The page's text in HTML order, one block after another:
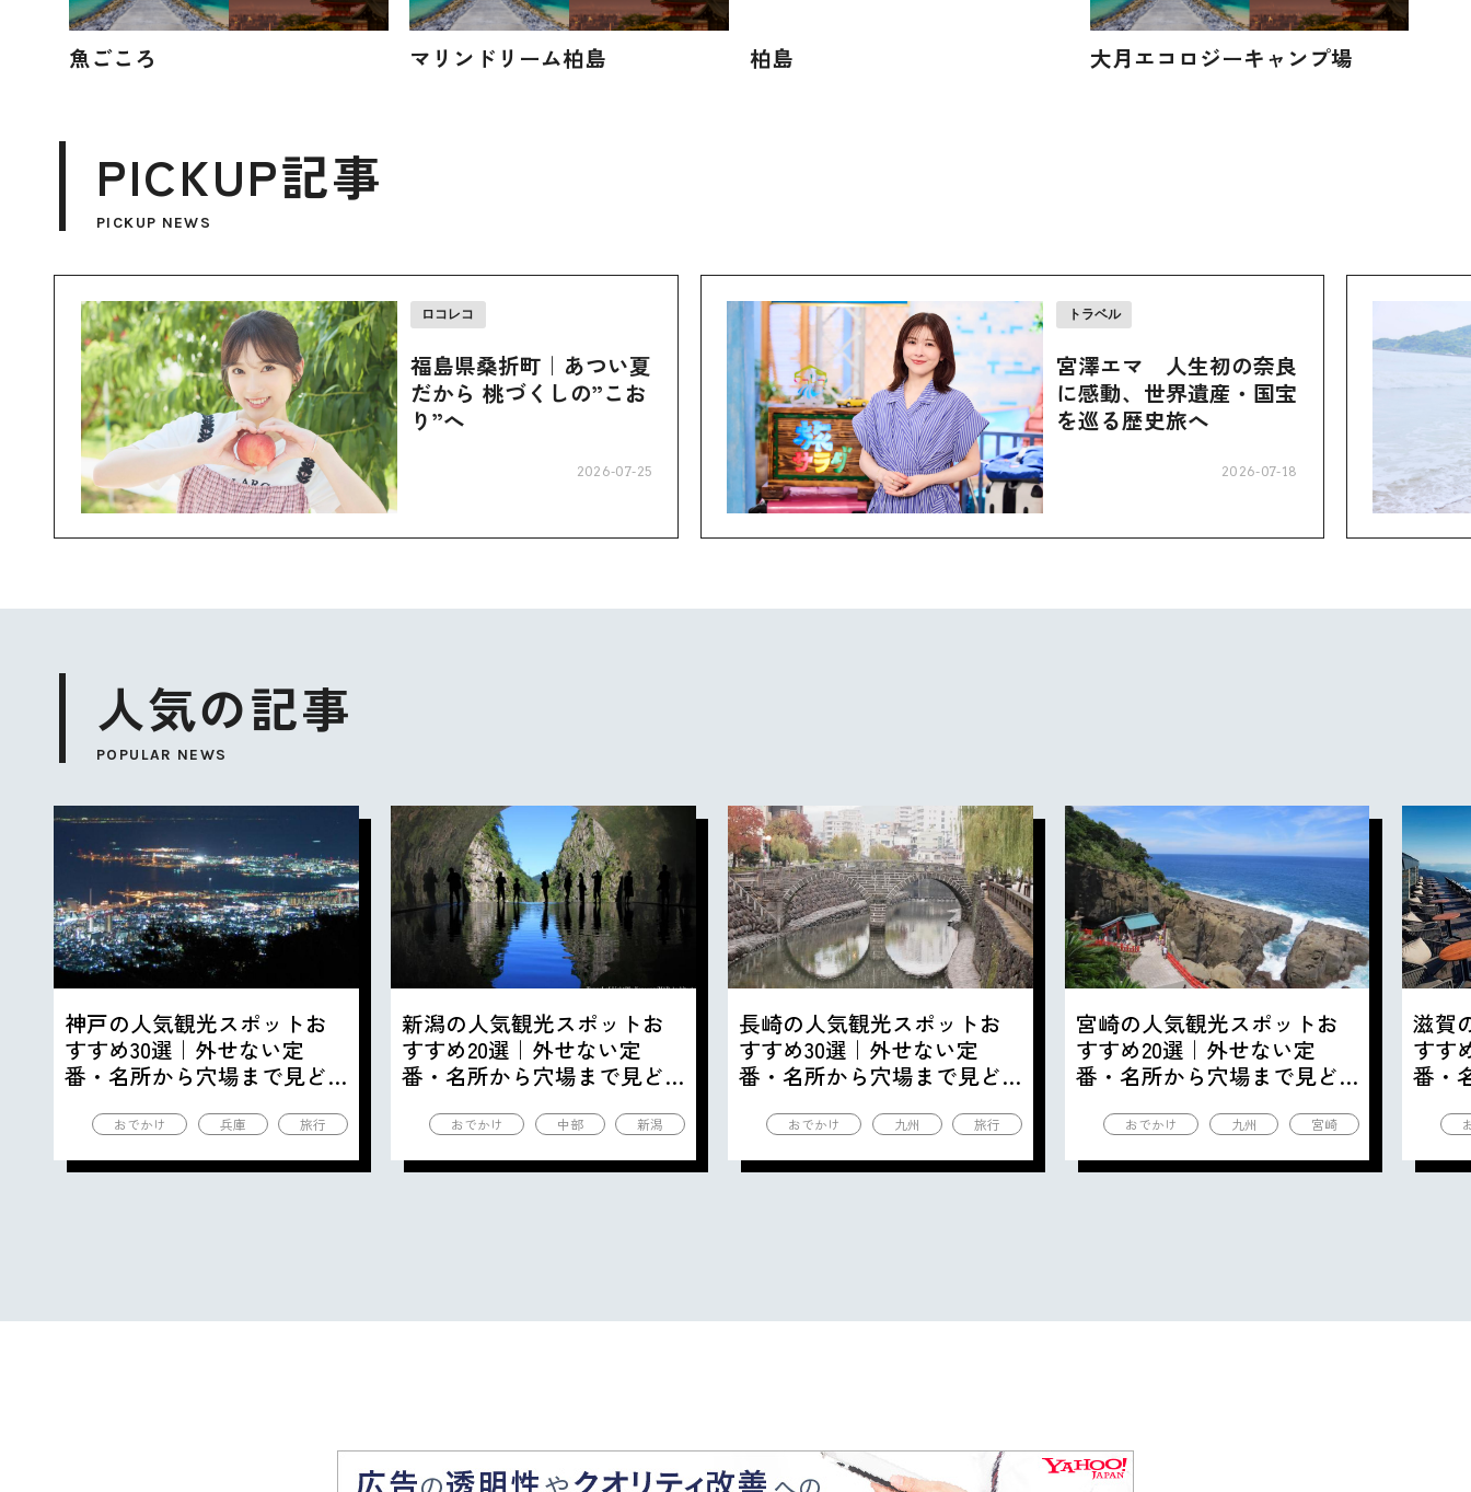
魚ごころ マリンドリーム柏島 柏島 大月エコロジーキャンプ場
PICKUP記事
PICKUP NEWS
ロコレコ
福島県桑折町｜あつい夏
だから 桃づくしの”こお
り”へ
2026-07-25
トラベル
宮澤エマ 人生初の奈良
に感動、世界遺産・国宝
を巡る歴史旅へ
2026-07-18
人気の記事
POPULAR NEWS
神戸の人気観光スポットお
すすめ30選｜外せない定
番・名所から穴場まで見ど
おでかけ 兵庫 旅行
新潟の人気観光スポットお
すすめ20選｜外せない定
番・名所から穴場まで見ど
おでかけ 中部 新潟
長崎の人気観光スポットお
すすめ30選｜外せない定
番・名所から穴場まで見ど
おでかけ 九州 旅行
宮崎の人気観光スポットお
すすめ20選｜外せない定
番・名所から穴場まで見ど
おでかけ 九州 宮崎
滋賀
すす
番・